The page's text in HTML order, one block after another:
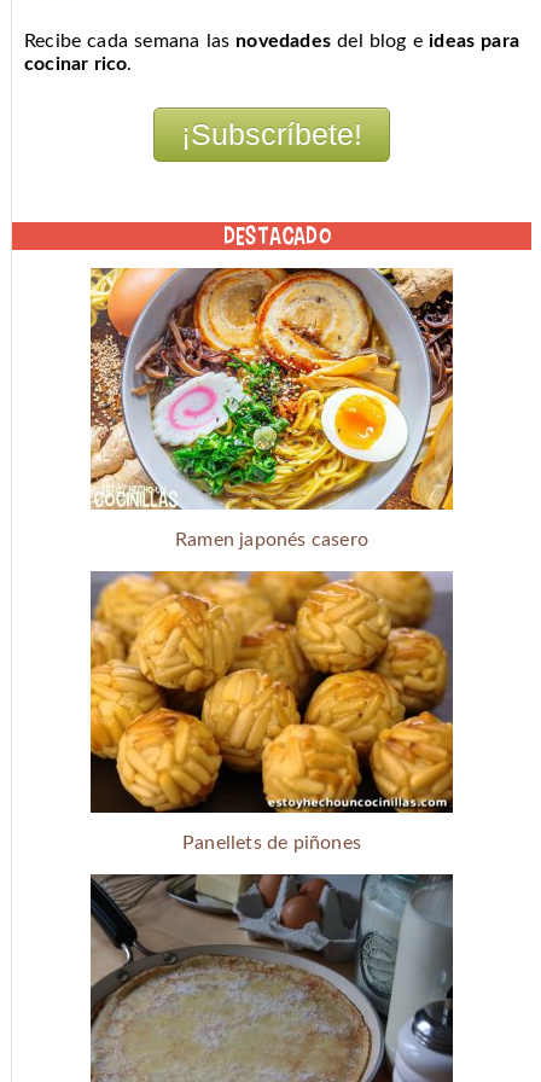
Recibe cada semana las novedades del blog eideas para
cocinar rico.
DESTACADO
Ramen japonés casero
Panellets de piñones